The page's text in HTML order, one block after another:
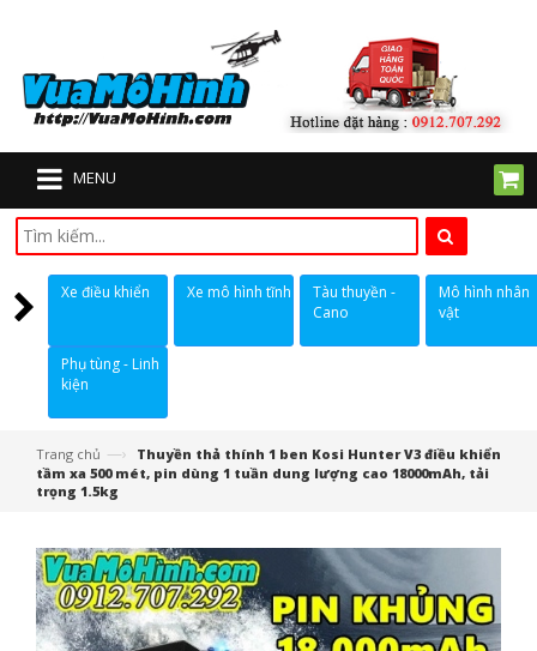
MENU
Xe điều khiển Xe mô hình tĩnh
Tàu thuyền -
Cano
Mô hình nhân
vật
Phụ tùng - Linh
kiện
Trang chủ —›
Thuyền thả thính 1 ben Kosi Hunter V3 điều khiển
tầm xa 500 mét, pin dùng 1 tuần dung lượng cao 18000mAh, tải
trọng 1.5kg